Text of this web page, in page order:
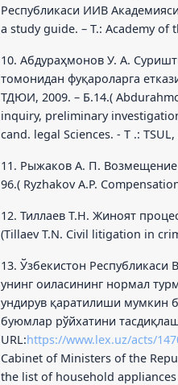
Республикаси ИИВ
a study guide. – T.: Academy of
10. Абдураҳмонов У. А.
томонидан фуқароларга
ТДЮИ, 2009. – Б.14.(
inquiry, preliminary
cand. legal Sciences. - T .: TSUL,
11. Рыжаков А. П.
96.( Ryzhakov A.P.
12. Тиллаев Т.Н. Жиноят
(Tillaev T.N. Civil litigation in
13. Ўзбекистон Республикаси
унинг оиласининг нормал
ундирув қаратилиши мумкин
буюмлар рўйхатини
URL:https://www.lex.uz/acts/
Cabinet of Ministers of the
the list of household